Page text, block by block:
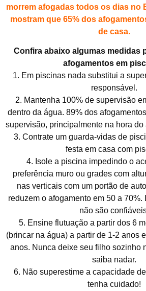
morrem afogadas todos os dias no
mostram que 65% dos
de casa.
Confira abaixo algumas medidas
afogamentos em
1. Em piscinas nada substitui a
responsável.
2. Mantenha 100% de supervisão
dentro da água. 89% dos
supervisão, principalmente na hora
3. Contrate um guarda-vidas de
festa em casa com
4. Isole a piscina impedindo o
preferência muro ou grades com
nas verticais com um portão de
reduzem o afogamento em 50 a
não são
5. Ensine flutuação a partir dos 6
(brincar na água) a partir de 1-2 anos
anos. Nunca deixe seu filho sozinho
saiba nadar.
6. Não superestime a capacidade
tenha cuidado!